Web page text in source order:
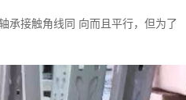
承接触角线同 向而且平行，但为了